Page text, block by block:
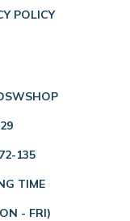
POLICY
135
TIME
- FRI)